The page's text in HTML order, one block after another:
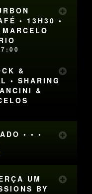
• 13H30 •
&
• SHARING
&
• • •
UM
BY